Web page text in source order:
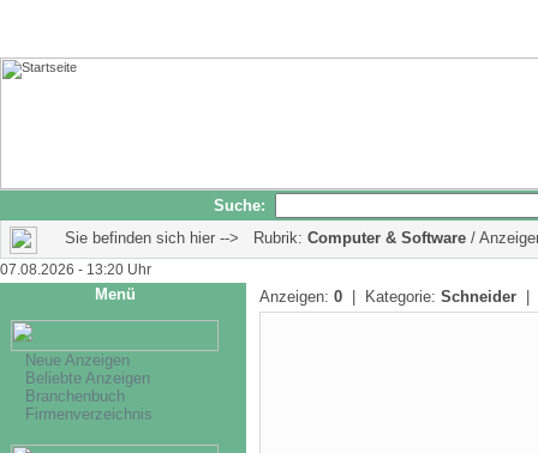
Suche:
Sie befinden sich hier --> Rubrik: Computer & Software /
07.08.2026 - 13:20 Uhr
Menü
Neue Anzeigen
Beliebte Anzeigen
Branchenbuch
Firmenverzeichnis
Anzeigen: 0 | Kategorie: Schneider